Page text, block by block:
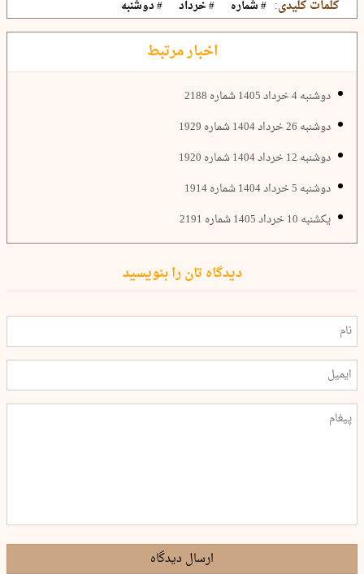
کلمات کلیدی: # شماره # خرداد # دوشنبه
اخبار مرتبط
دوشنبه 4 خرداد 1405 شماره 2188
دوشنبه 26 خرداد 1404 شماره 1929
دوشنبه 12 خرداد 1404 شماره 1920
دوشنبه 5 خرداد 1404 شماره 1914
یکشنبه 10 خرداد 1405 شماره 2191
دیدگاه تان را بنویسید
ارسال دیدگاه